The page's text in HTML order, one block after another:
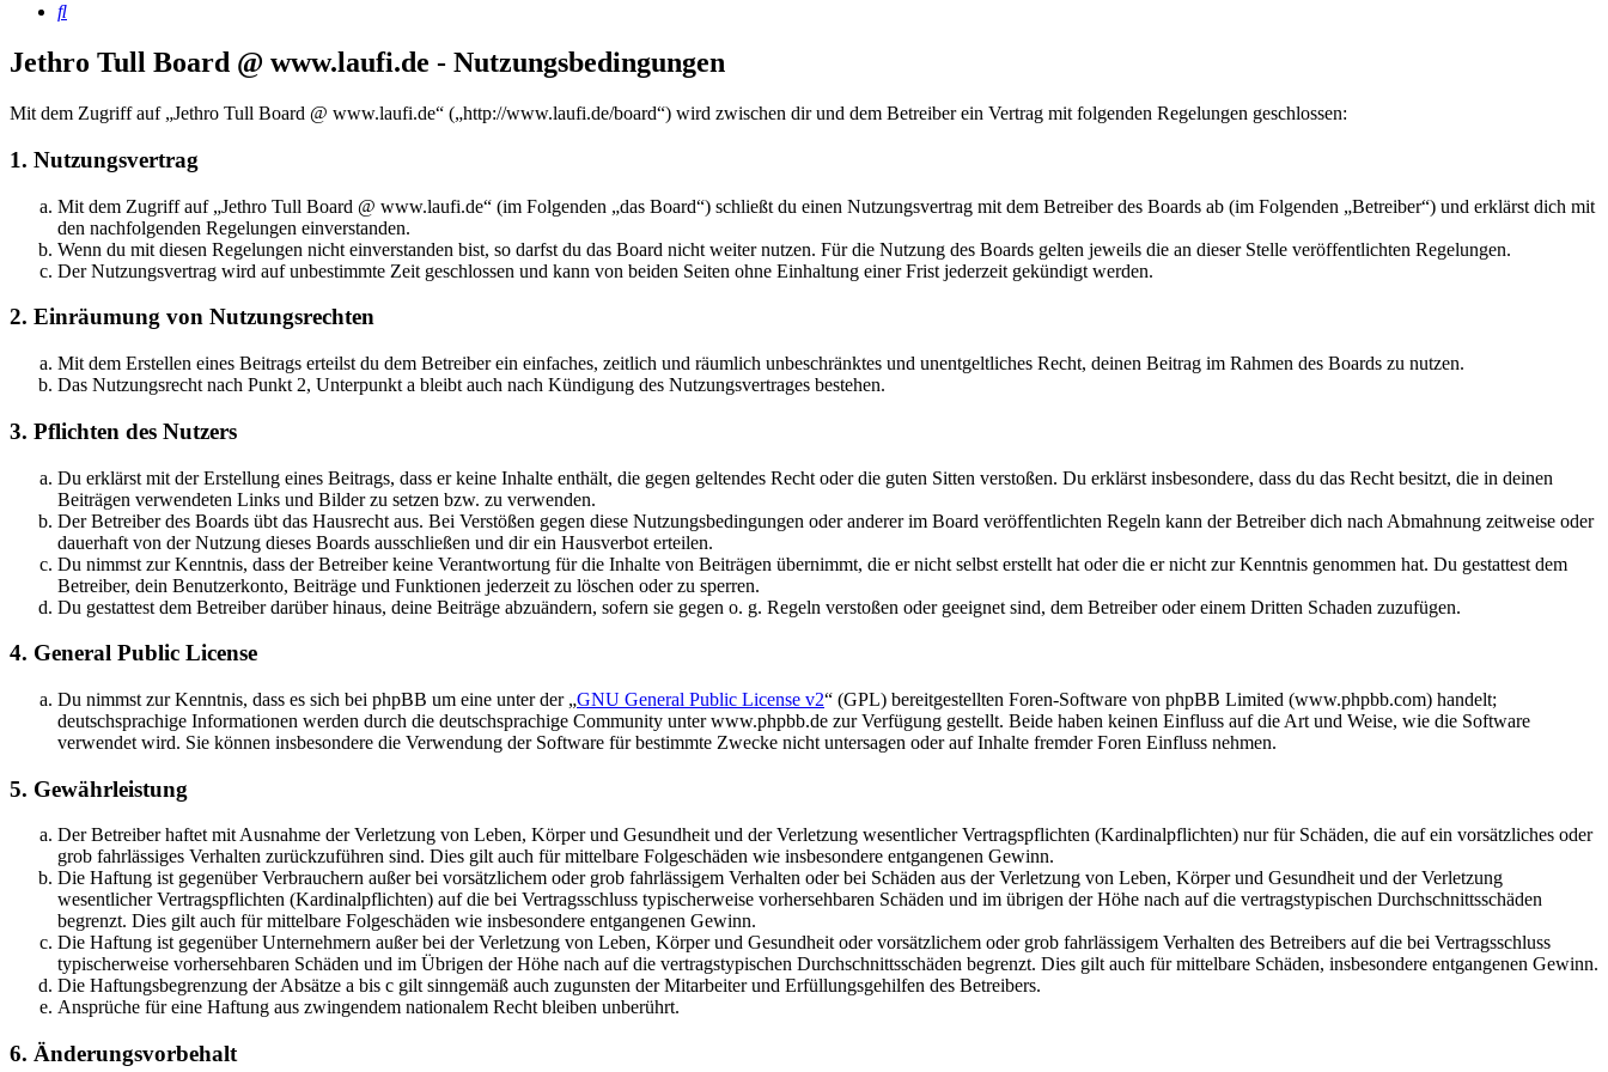
Suche
Jethro Tull Board @ www.laufi.de - Nutzungsbedingungen
Mit dem Zugriff auf „Jethro Tull Board @ www.laufi.de“ („http://www.laufi.de/board“) wird zwischen dir und dem Betreiber ein Vertrag mit folgenden Regelungen geschlossen:
1. Nutzungsvertrag
Mit dem Zugriff auf „Jethro Tull Board @ www.laufi.de“ (im Folgenden „das Board“) schließt du einen Nutzungsvertrag mit dem Betreiber des Boards ab (im Folgenden „Betreiber“) und erklärst dich mit
den nachfolgenden Regelungen einverstanden.
Wenn du mit diesen Regelungen nicht einverstanden bist, so darfst du das Board nicht weiter nutzen. Für die Nutzung des Boards gelten jeweils die an dieser Stelle veröffentlichten Regelungen.
Der Nutzungsvertrag wird auf unbestimmte Zeit geschlossen und kann von beiden Seiten ohne Einhaltung einer Frist jederzeit gekündigt werden.
2. Einräumung von Nutzungsrechten
Mit dem Erstellen eines Beitrags erteilst du dem Betreiber ein einfaches, zeitlich und räumlich unbeschränktes und unentgeltliches Recht, deinen Beitrag im Rahmen des Boards zu nutzen.
Das Nutzungsrecht nach Punkt 2, Unterpunkt a bleibt auch nach Kündigung des Nutzungsvertrages bestehen.
3. Pflichten des Nutzers
Du erklärst mit der Erstellung eines Beitrags, dass er keine Inhalte enthält, die gegen geltendes Recht oder die guten Sitten verstoßen. Du erklärst insbesondere, dass du das Recht besitzt, die in deinen
Beiträgen verwendeten Links und Bilder zu setzen bzw. zu verwenden.
Der Betreiber des Boards übt das Hausrecht aus. Bei Verstößen gegen diese Nutzungsbedingungen oder anderer im Board veröffentlichten Regeln kann der Betreiber dich nach Abmahnung zeitweise oder
dauerhaft von der Nutzung dieses Boards ausschließen und dir ein Hausverbot erteilen.
Du nimmst zur Kenntnis, dass der Betreiber keine Verantwortung für die Inhalte von Beiträgen übernimmt, die er nicht selbst erstellt hat oder die er nicht zur Kenntnis genommen hat. Du gestattest dem
Betreiber, dein Benutzerkonto, Beiträge und Funktionen jederzeit zu löschen oder zu sperren.
Du gestattest dem Betreiber darüber hinaus, deine Beiträge abzuändern, sofern sie gegen o. g. Regeln verstoßen oder geeignet sind, dem Betreiber oder einem Dritten Schaden zuzufügen.
4. General Public License
Du nimmst zur Kenntnis, dass es sich bei phpBB um eine unter der „GNU General Public License v2“ (GPL) bereitgestellten Foren-Software von phpBB Limited (www.phpbb.com) handelt;
deutschsprachige Informationen werden durch die deutschsprachige Community unter www.phpbb.de zur Verfügung gestellt. Beide haben keinen Einfluss auf die Art und Weise, wie die Software
verwendet wird. Sie können insbesondere die Verwendung der Software für bestimmte Zwecke nicht untersagen oder auf Inhalte fremder Foren Einfluss nehmen.
5. Gewährleistung
Der Betreiber haftet mit Ausnahme der Verletzung von Leben, Körper und Gesundheit und der Verletzung wesentlicher Vertragspflichten (Kardinalpflichten) nur für Schäden, die auf ein vorsätzliches oder
grob fahrlässiges Verhalten zurückzuführen sind. Dies gilt auch für mittelbare Folgeschäden wie insbesondere entgangenen Gewinn.
Die Haftung ist gegenüber Verbrauchern außer bei vorsätzlichem oder grob fahrlässigem Verhalten oder bei Schäden aus der Verletzung von Leben, Körper und Gesundheit und der Verletzung
wesentlicher Vertragspflichten (Kardinalpflichten) auf die bei Vertragsschluss typischerweise vorhersehbaren Schäden und im übrigen der Höhe nach auf die vertragstypischen Durchschnittsschäden
begrenzt. Dies gilt auch für mittelbare Folgeschäden wie insbesondere entgangenen Gewinn.
Die Haftung ist gegenüber Unternehmern außer bei der Verletzung von Leben, Körper und Gesundheit oder vorsätzlichem oder grob fahrlässigem Verhalten des Betreibers auf die bei Vertragsschluss
typischerweise vorhersehbaren Schäden und im Übrigen der Höhe nach auf die vertragstypischen Durchschnittsschäden begrenzt. Dies gilt auch für mittelbare Schäden, insbesondere entgangenen Gewinn.
Die Haftungsbegrenzung der Absätze a bis c gilt sinngemäß auch zugunsten der Mitarbeiter und Erfüllungsgehilfen des Betreibers.
Ansprüche für eine Haftung aus zwingendem nationalem Recht bleiben unberührt.
6. Änderungsvorbehalt